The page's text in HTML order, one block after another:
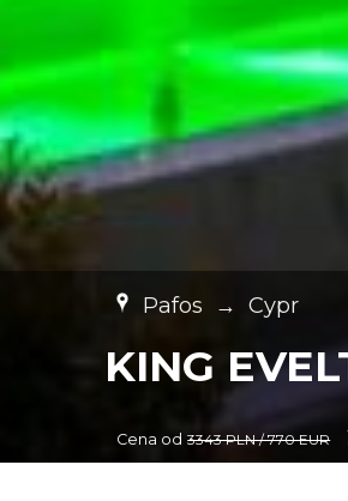
Pafos → Cypr
KING
Cena od 3343 PLN / 770 EUR